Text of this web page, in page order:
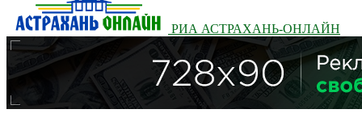
РИА АСТРАХАНЬ-ОНЛАЙН